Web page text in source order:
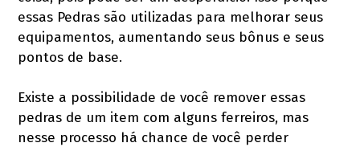
essas Pedras são utilizadas para melhorar seus
equipamentos, aumentando seus bônus e seus
pontos de base.
Existe a possibilidade de você remover essas
pedras de um item com alguns ferreiros, mas
nesse processo há chance de você perder